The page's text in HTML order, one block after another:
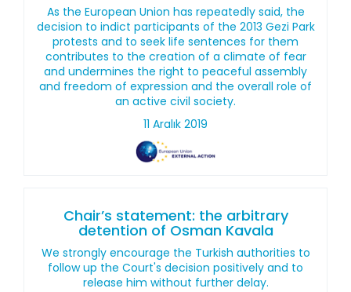
As the European Union has repeatedly said, the
decision to indict participants of the 2013 Gezi Park
protests and to seek life sentences for them
contributes to the creation of a climate of fear
and undermines the right to peaceful assembly
and freedom of expression and the overall role of
an active civil society.
11 Aralık 2019
Chair’s statement: the arbitrary
detention of Osman Kavala
We strongly encourage the Turkish authorities to
follow up the Court's decision positively and to
release him without further delay.